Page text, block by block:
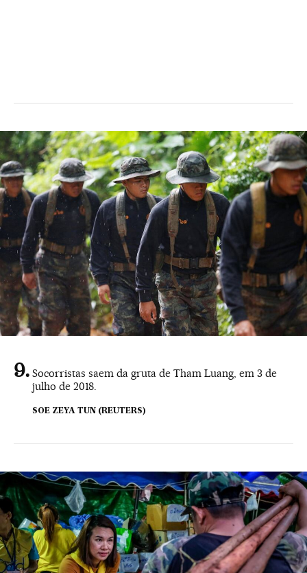
Socorristas saem da gruta de Tham Luang, em 3 de
julho de 2018.
SOE ZEYA TUN (REUTERS)